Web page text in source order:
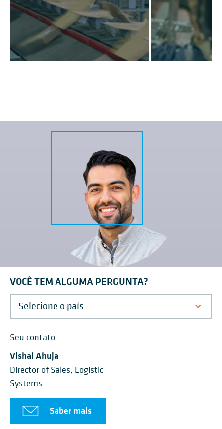
posicionar-se como o grupo de
varejistas mais lucrativo em toda a
alcança uma redução de 50 % nas
emissões de dióxido de carbono até
NIKE
VOCÊ TEM ALGUMA PERGUNTA?
Seu contato
Vishal Ahuja
Director of Sales, Logistic
Systems
Saber mais